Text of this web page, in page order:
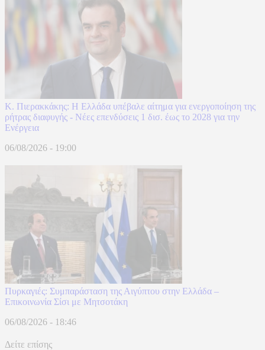
Κ. Πιερακκάκης: Η Ελλάδα υπέβαλε αίτημα για ενεργοποίηση της
ρήτρας διαφυγής - Νέες επενδύσεις 1 δισ. έως το 2028 για την
Ενέργεια
06/08/2026 - 19:00
Πυρκαγιές: Συμπαράσταση της Αιγύπτου στην Ελλάδα –
Επικοινωνία Σίσι με Μητσοτάκη
06/08/2026 - 18:46
Δείτε επίσης